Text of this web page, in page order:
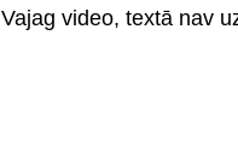
Vajag video, textā nav